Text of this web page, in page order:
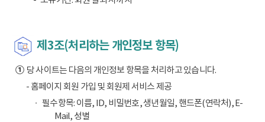
제3조(처리하는 개인정보 항목)
①당 사이트는 다음의 개인정보 항목을 처리하고 있습니다.
- 홈페이지 회원 가입 및 회원제 서비스 제공
필수항목: 이름, ID, 비밀번호, 생년월일, 핸드폰(연락처), E-
Mail, 성별